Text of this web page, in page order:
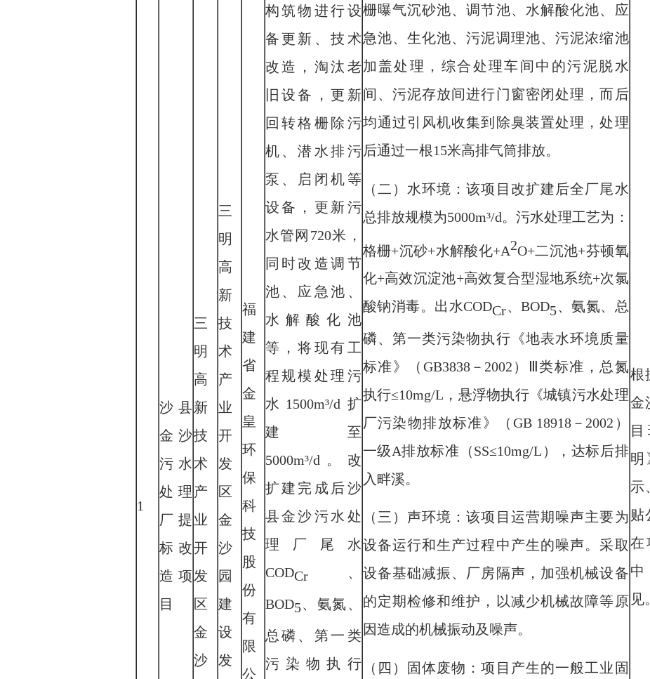
1
沙县
金沙
污水
处理
厂提
标改
造项
目
三
明
高
新
技
术
产
业
开
发
区
金
沙
三
明
高
新
技
术
产
业
开
发
区
金
沙
园
建
设
发
福
建
省
金
皇
环
保
科
技
股
份
有
限
公
构筑物进行设
备更新、技术
改造，淘汰老
旧设备，更新
回转格栅除污
机、潜水排污
泵、启闭机等
设备，更新污
水管网 720米 ，
同时改造调节
池、应急池、
水解酸化池
等，将现有工
程规模 处理污
水 1500m³/d 扩
建至
5000m³/d 。改
扩建完成后沙
县金沙污水处
理厂尾水
CODCr、
BOD5、氨氮、
总磷、第一类
污染物执行
栅曝气沉砂池、调节池、水解酸化池、应
急池、生化池、污泥调理池、污泥浓缩池
加盖处理， 综合处理车间中的污泥脱水
间、污泥存放间进行门窗密闭处理 ，而后
均通过引风机收集到除臭装置处理，处理
后通过一根15米高排气筒排放。
（二）水环境：该项目 改扩建后全厂尾水
总排放规模为5000m³/d。污水处理工艺为：
格栅+沉砂+水解酸化+A2O+二沉池+芬顿氧
化+高效沉淀池+高效复合型湿地系统+次氯
酸钠消毒。出水CODCr、 BOD5、氨氮、总
磷、第一类污染物执行《地表水环境质量
标准》（ GB3838－ 2002 ）Ⅲ类标准，总氮
执行≤10mg/L ，悬浮物执行《城镇污水处理
厂污染物排放标准》（ GB 18918 － 2002 ）
一级A排放标准（SS≤10mg/L ） ， 达标后排
入畔溪。
（三）声环境：该项目运营期噪声主要为
设备运行和生产过程中产生的噪声。采取
设备基础减振、厂房隔声，加强机械设备
的定期检修和维护，以减少机械故障等原
因造成的机械振动及噪声。
（四）固体废物：项目产生的一般工业固
根
金
目
明
示
贴
在
中
见。